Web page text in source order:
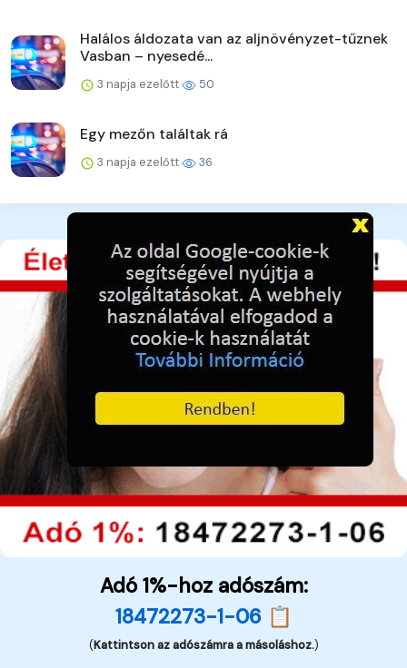
Halálos áldozata van az aljnövényzet-tűznek
Vasban – nyesedé...
3 napja ezelőtt 50
Egy mezőn találtak rá
3 napja ezelőtt 36
Adó 1%-hoz adószám:
18472273-1-06 📋
(Kattintson az adószámra a másoláshoz.)